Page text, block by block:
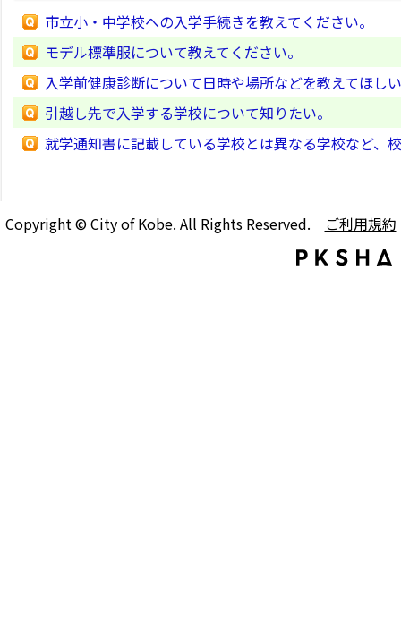
市立小・中学校への入学手続きを教えてください。
モデル標準服について教えてください。
入学前健康診断について日時や場所などを教えてほし
引越し先で入学する学校について知りたい。
就学通知書に記載している学校とは異なる学校など、
Copyright © City of Kobe. All Rights Reserved. ご利用規約